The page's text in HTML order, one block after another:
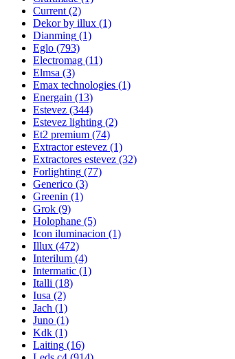
Current (2)
Dekor by illux (1)
Dianming (1)
Eglo (793)
Electromag (11)
Elmsa (3)
Emax technologies (1)
Energain (13)
Estevez (344)
Estevez lighting (2)
Et2 premium (74)
Extractor estevez (1)
Extractores estevez (32)
Forlighting (77)
Generico (3)
Greenin (1)
Grok (9)
Holophane (5)
Icon iluminacion (1)
Illux (472)
Interilum (4)
Intermatic (1)
Italli (18)
Iusa (2)
Jach (1)
Juno (1)
Kdk (1)
Laiting (16)